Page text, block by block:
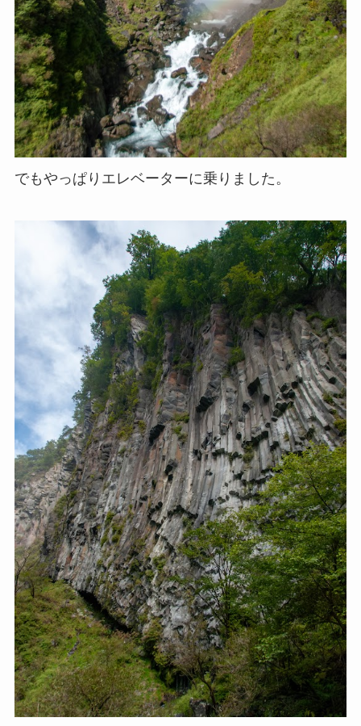
でもやっぱりエレベーターに乗りました。